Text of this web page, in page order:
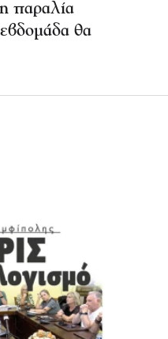
παραλία
θα